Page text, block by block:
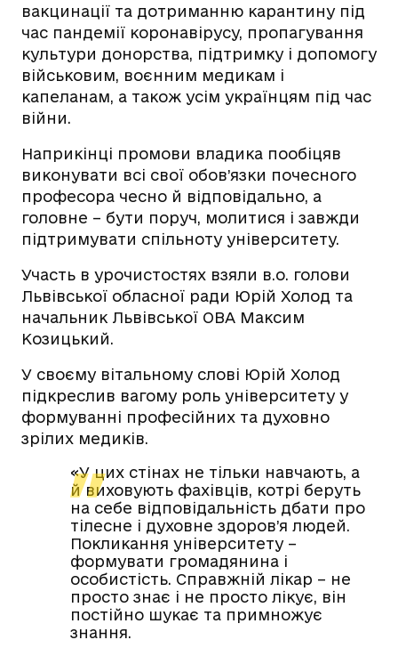
вакцинації та дотриманню карантину під
час пандемії коронавірусу, пропагування
культури донорства, підтримку і допомогу
військовим, воєнним медикам і
капеланам, а також усім українцям під час
війни.
Наприкінці промови владика пообіцяв
виконувати всі свої обов’язки почесного
професора чесно й відповідально, а
головне – бути поруч, молитися і завжди
підтримувати спільноту університету.
Участь в урочистостях взяли в.о. голови
Львівської обласної ради Юрій Холод та
начальник Львівської ОВА Максим
Козицький.
У своєму вітальному слові Юрій Холод
підкреслив вагому роль університету у
формуванні професійних та духовно
зрілих медиків.
«У цих стінах не тільки навчають, а
й виховують фахівців, котрі беруть
на себе відповідальність дбати про
тілесне і духовне здоров’я людей.
Покликання університету –
формувати громадянина і
особистість. Справжній лікар – не
просто знає і не просто лікує, він
постійно шукає та примножує
знання.